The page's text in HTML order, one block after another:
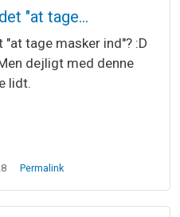
"at tage…
"at tage masker ind"? :D
dejligt med denne
lidt.
Permalink